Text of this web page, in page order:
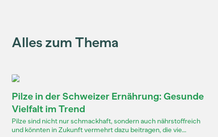
Alles zum Thema
Pilze in der Schweizer Ernährung: Gesunde
Vielfalt im Trend
Pilze sind nicht nur schmackhaft, sondern auch nährstoffreich
und könnten in Zukunft vermehrt dazu beitragen, die vie...